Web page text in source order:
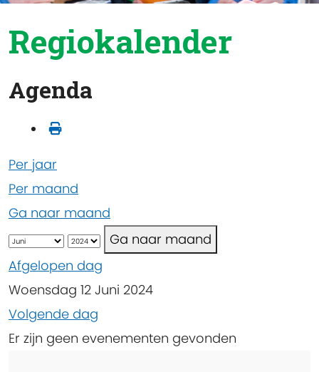
Regiokalender
Agenda
Per jaar
Per maand
Ga naar maand
Ga naar maand
Afgelopen dag
Woensdag 12 Juni 2024
Volgende dag
Er zijn geen evenementen gevonden